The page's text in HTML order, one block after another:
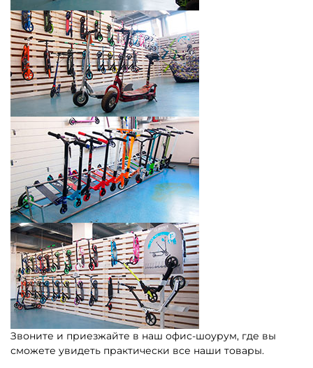
Звоните и приезжайте в наш офис-шоурум, где вы
сможете увидеть практически все наши товары.